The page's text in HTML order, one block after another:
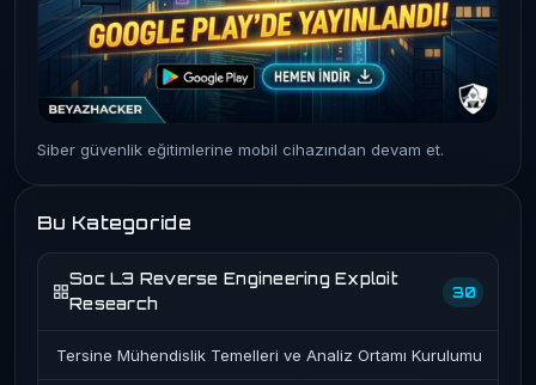
Siber güvenlik eğitimlerine mobil cihazından devam et.
Bu Kategoride
Soc L3 Reverse Engineering Exploit
Research
30
Tersine Mühendislik Temelleri ve Analiz Ortamı Kurulumu